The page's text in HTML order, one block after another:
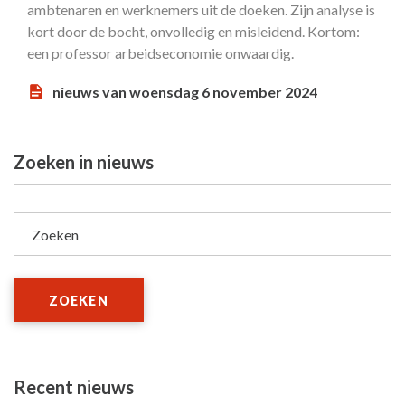
ambtenaren en werknemers uit de doeken. Zijn analyse is
kort door de bocht, onvolledig en misleidend. Kortom:
een professor arbeidseconomie onwaardig.
nieuws van woensdag 6 november 2024
Zoeken in nieuws
Zoeken
ZOEKEN
Recent nieuws